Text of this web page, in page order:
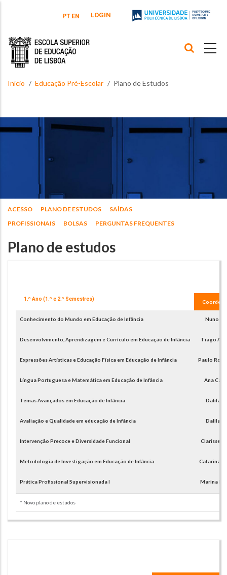
PT EN LOGIN
Início Educação Pré-Escolar Plano de Estudos
ACESSO PLANO DE ESTUDOS
SAÍDAS
PROFISSIONAIS
BOLSAS PERGUNTAS FREQUENTES
Plano de estudos
1.º Ano (1.º e 2.º Semestres)
Conhecimento do Mundo em Educação de Infância Nuno
Desenvolvimento, Aprendizagem e Currículo em Educação de Infância Tiago
Expressões Artísticas e Educação Física em Educação de Infância Paulo
Língua Portuguesa e Matemática em Educação de Infância Ana
Temas Avançados em Educação de Infância Dalila
Avaliação e Qualidade em educação de Infância Dalila
Intervenção Precoce e Diversidade Funcional Clarisse
Metodologia de Investigação em Educação de Infância Catarina
Prática Profissional Supervisionada I Marina
* Novo plano de estudos